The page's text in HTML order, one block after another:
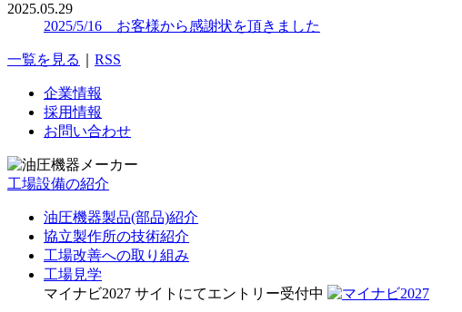
2025.05.29
2025/5/16 お客様から感謝状を頂きました
一覧を見る RSS
企業情報
採用情報
お問い合わせ
工場設備の紹介
油圧機器製品(部品)紹介
協立製作所の技術紹介
工場改善への取り組み
工場見学
マイナビ2027 サイトにてエントリー受付中